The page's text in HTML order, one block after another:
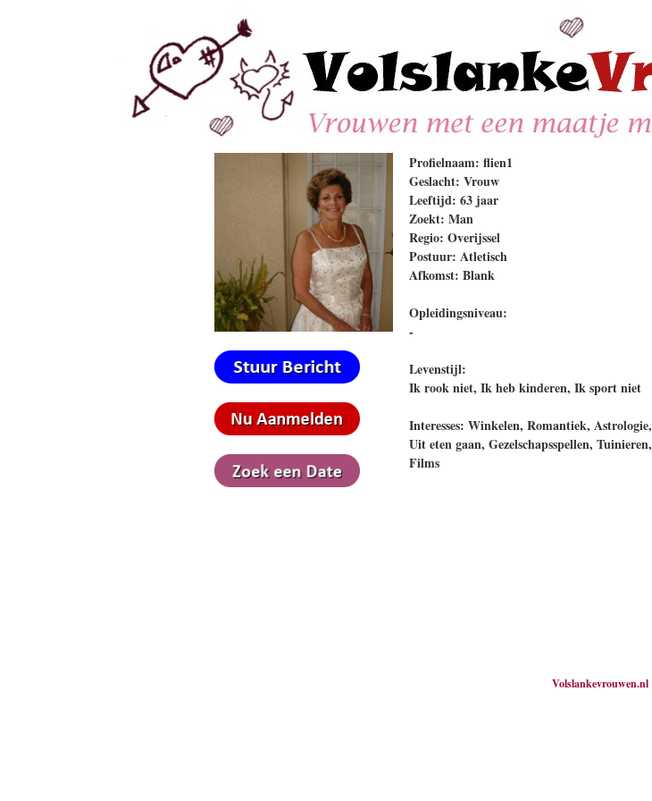
Profielnaam: flien1
Geslacht: Vrouw
Leeftijd: 63 jaar
Zoekt: Man
Regio: Overijssel
Postuur: Atletisch
Afkomst: Blank
Opleidingsniveau:
-
Levenstijl:
Ik rook niet, Ik heb kinderen, Ik sport niet
Interesses: Winkelen, Romantiek, Astrologie,
Uit eten gaan, Gezelschapsspellen, Tuinieren,
Films
Volslankevrouwen.nl